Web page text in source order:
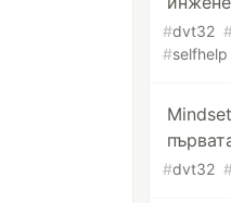
#dvt32 #
#selfhelp
#dvt32 #